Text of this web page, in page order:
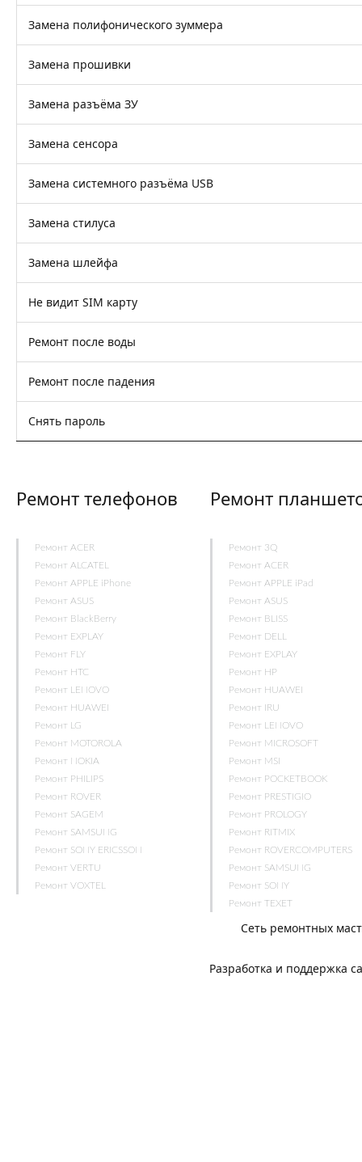
Замена полифонического зуммера
Замена прошивки
Замена разъёма ЗУ
Замена сенсора
Замена системного разъёма USB
Замена стилуса
Замена шлейфа
Не видит SIM карту
Ремонт после воды
Ремонт после падения
Снять пароль
Ремонт телефонов
Ремонт ACER
Ремонт ALCATEL
Ремонт APPLE iPhone
Ремонт ASUS
Ремонт BlackBerry
Ремонт EXPLAY
Ремонт FLY
Ремонт HTC
Ремонт LENOVO
Ремонт HUAWEI
Ремонт LG
Ремонт MOTOROLA
Ремонт NOKIA
Ремонт PHILIPS
Ремонт ROVER
Ремонт SAGEM
Ремонт SAMSUNG
Ремонт SONY ERICSSON
Ремонт VERTU
Ремонт VOXTEL
Ремонт
Ремонт 3Q
Ремонт ACER
Ремонт APPLE iPad
Ремонт ASUS
Ремонт BLISS
Ремонт DELL
Ремонт EXPLAY
Ремонт HP
Ремонт HUAWEI
Ремонт IRU
Ремонт LENOVO
Ремонт MICROSOFT
Ремонт MSI
Ремонт POCKETBOOK
Ремонт PRESTIGIO
Ремонт PROLOGY
Ремонт RITMIX
Ремонт ROVERCOMPUTERS
Ремонт SAMSUNG
Ремонт SONY
Ремонт TEXET
Сеть ремонтных
Разработка и поддержка